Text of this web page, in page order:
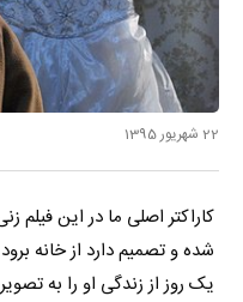
22 شهریور 1395
کاراکتر اصلی ما در این
شده و تصمیم دارد از خانه
یک روز از زندگی او را به